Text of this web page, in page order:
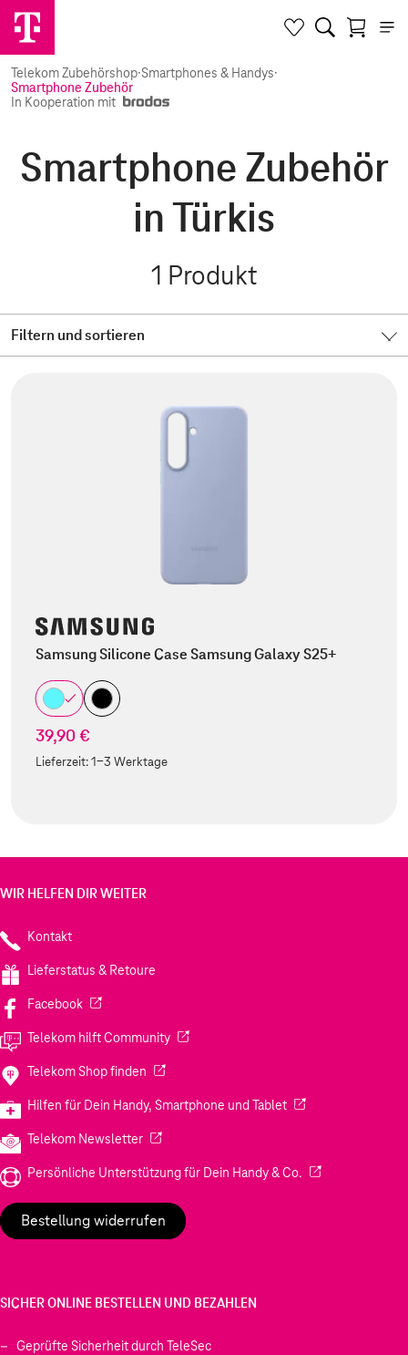
Telekom Zubehörshop·Smartphones & Handys·
Smartphone Zubehör
In Kooperation mit
Smartphone Zubehör
in Türkis
1 Produkt
Filtern und sortieren
Samsung Silicone Case Samsung Galaxy S25+
39,90 €
Lieferzeit:1-3 Werktage
WIR HELFEN DIR WEITER
Kontakt
Lieferstatus & Retoure
Facebook(Wird in einem neuen Tab geöffnet)
Telekom hilft Community(Wird in einem neuen Tab geöffnet)
Telekom Shop finden (Wird in einem neuen Tab geöffnet)
Hilfen für Dein Handy, Smartphone und Tablet(Wird in einem
Telekom Newsletter(Wird in einem neuen Tab geöffnet)
Persönliche Unterstützung für Dein Handy & Co. (Wird in einem
Bestellung widerrufen
SICHER ONLINE BESTELLEN UND BEZAHLEN
Geprüfte Sicherheit durch TeleSec